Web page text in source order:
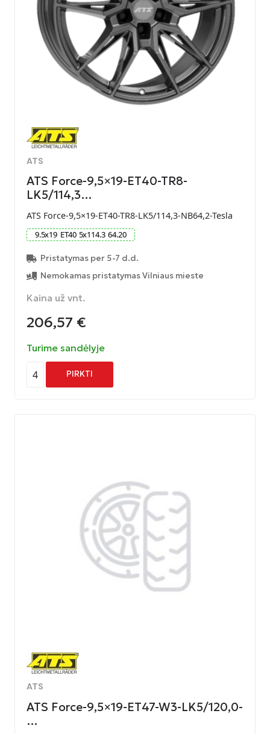
ATS
ATS Force-9,5×19-ET40-TR8-
LK5/114,3…
ATS Force-9,5×19-ET40-TR8-LK5/114,3-NB64,2-Tesla
9.5x19 ET40 5x114.3 64.20
Pristatymas per 5-7 d.d.
Nemokamas pristatymas Vilniaus mieste
Kaina už vnt.
206,57 €
Turime sandėlyje
4 PIRKTI
ATS
ATS Force-9,5×19-ET47-W3-LK5/120,0-
…